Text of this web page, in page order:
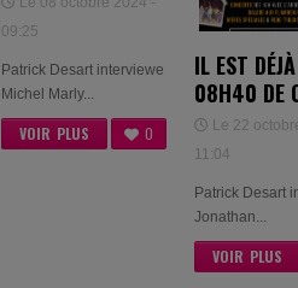
09:25
Patrick Desart interviewe
Michel Marly...
VOIR PLUS 0
IL EST DÉJÀ
08H40 DE
OCTOBRE
JONATHAN
Le 22
11:04
Patrick Desart
Jonathan...
VOIR PLUS